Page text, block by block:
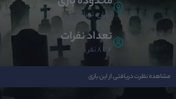
تهران، تهرانپارس
تعداد نفرات
4 تا 8 نفر
مشاهده نظرت دریافتی از این بازی